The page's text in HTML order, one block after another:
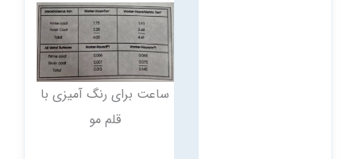
ساعت برای رنگ آمیزی با
قلم مو